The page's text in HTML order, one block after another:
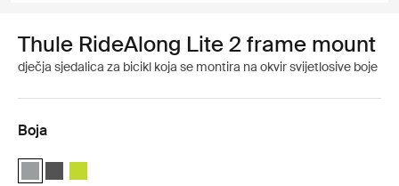
Thule RideAlong Lite 2 frame mount
dječja sjedalica za bicikl koja se montira na okvir svijetlosive boje
Boja
Thule RideAlong Lite 2 Light Gray (selected)
Thule RideAlong Lite 2 Dark Gray
Thule RideAlong Lite 2 Zen Lime